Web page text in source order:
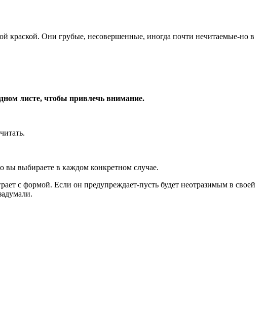
краской. Они грубые, несовершенные, иногда почти нечитаемые-но в
листе, чтобы привлечь внимание.
вы выбираете в каждом конкретном случае.
с формой. Если он предупреждает-пусть будет неотразимым в своей